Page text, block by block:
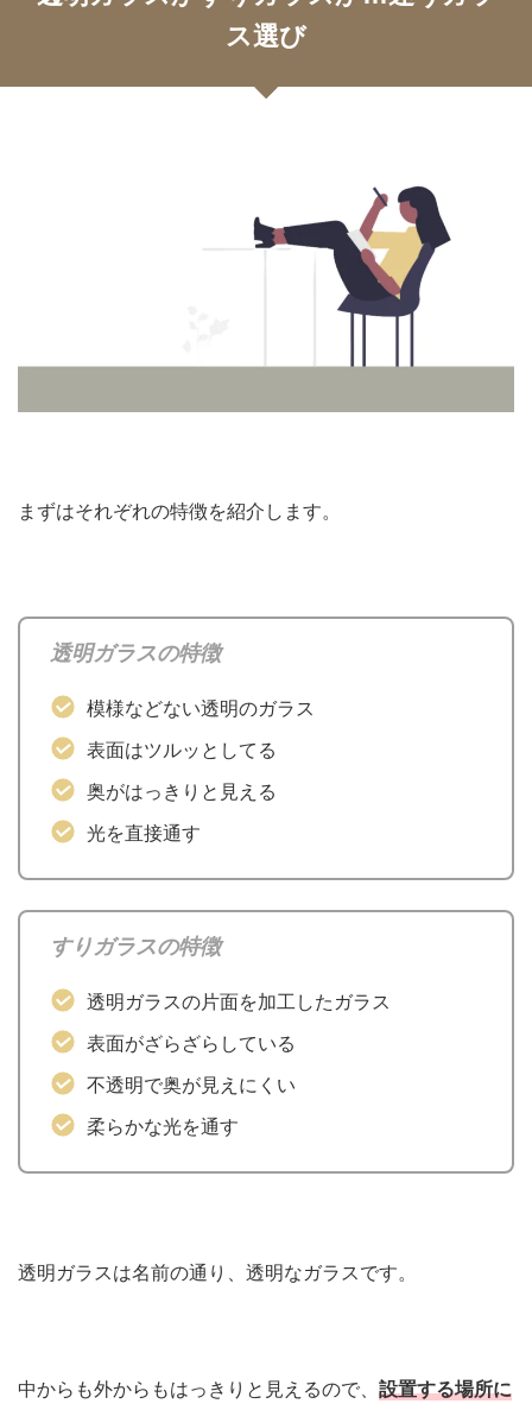
ス選び
まずはそれぞれの特徴を紹介します。
透明ガラスの特徴
模様などない透明のガラス
表面はツルッとしてる
奥がはっきりと見える
光を直接通す
すりガラスの特徴
透明ガラスの片面を加工したガラス
表面がざらざらしている
不透明で奥が見えにくい
柔らかな光を通す
透明ガラスは名前の通り、透明なガラスです。
中からも外からもはっきりと見えるので、 設置する場所に